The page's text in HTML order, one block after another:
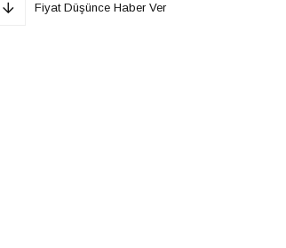
Fiyat Düşünce Haber Ver